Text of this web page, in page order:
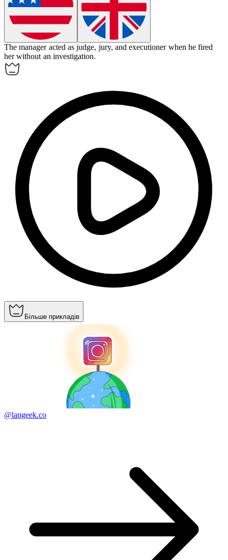
The manager acted as judge, jury, and executioner when he fired
her without an investigation.
Більше прикладів
@langeek.co